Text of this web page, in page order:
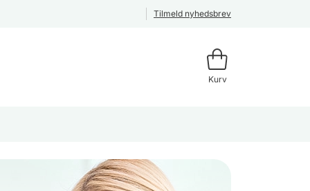
Tilmeld nyhedsbrev
Kurv